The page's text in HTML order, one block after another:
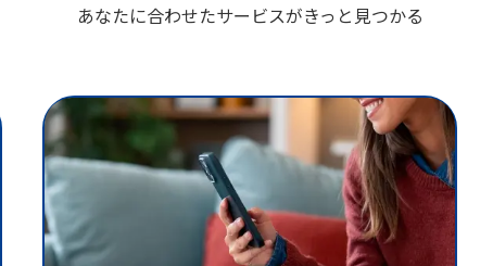
あなたに合わせたサービスがきっと見つかる